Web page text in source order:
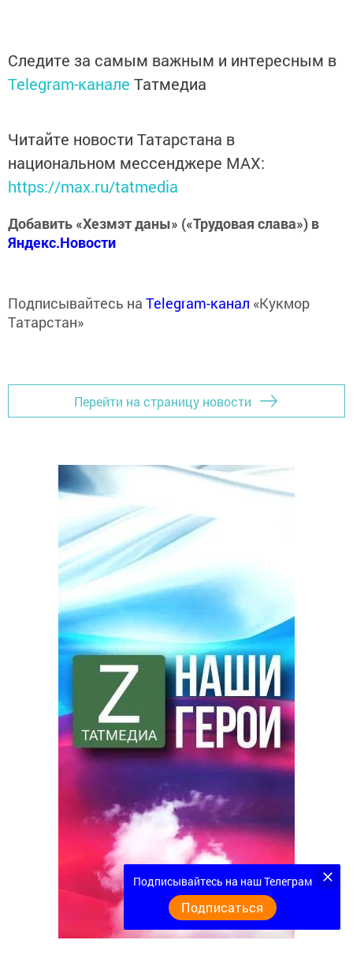
Следите за самым важным и интересным в
Telegram-канале Татмедиа
Читайте новости Татарстана в
национальном мессенджере MАХ:
https://max.ru/tatmedia
Добавить «Хезмэт даны» («Трудовая слава») в
Яндекс.Новости
Подписывайтесь на Telegram-канал «Кукмор
Татарстан»
Перейти на страницу новости
Подписывайтесь на наш Телеграм
Подписаться